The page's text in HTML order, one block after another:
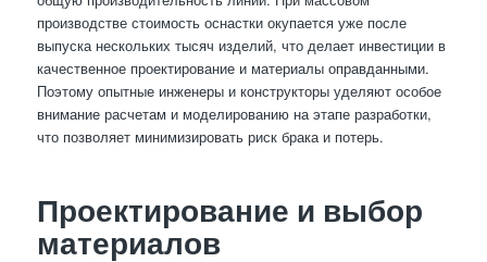
производстве стоимость оснастки окупается уже после
выпуска нескольких тысяч изделий, что делает инвестиции в
качественное проектирование и материалы оправданными.
Поэтому опытные инженеры и конструкторы уделяют особое
внимание расчетам и моделированию на этапе разработки,
что позволяет минимизировать риск брака и потерь.
Проектирование и выбор
материалов